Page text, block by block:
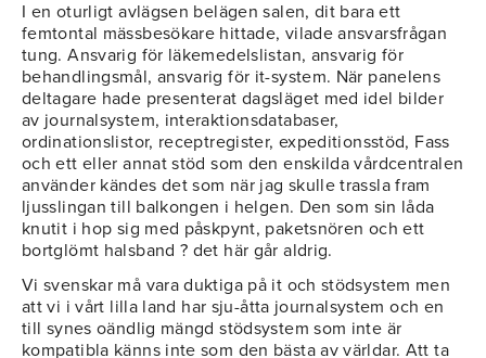
I en oturligt avlägsen belägen salen, dit bara ett
femtontal mässbesökare hittade, vilade ansvarsfrågan
tung. Ansvarig för läkemedelslistan, ansvarig för
behandlingsmål, ansvarig för it-system. När panelens
deltagare hade presenterat dagsläget med idel bilder
av journalsystem, interaktionsdatabaser,
ordinationslistor, receptregister, expeditionsstöd, Fass
och ett eller annat stöd som den enskilda vårdcentralen
använder kändes det som när jag skulle trassla fram
ljusslingan till balkongen i helgen. Den som sin låda
knutit i hop sig med påskpynt, paketsnören och ett
bortglömt halsband ? det här går aldrig.
Vi svenskar må vara duktiga på it och stödsystem men
att vi i vårt lilla land har sju-åtta journalsystem och en
till synes oändlig mängd stödsystem som inte är
kompatibla känns inte som den bästa av världar. Att ta